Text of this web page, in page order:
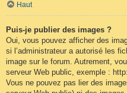
Haut
Puis-je publier des images ?
Oui, vous pouvez afficher des
si l’administrateur a autorisé les
image sur le forum. Autrement,
serveur Web public, exemple :
Vous ne pouvez pas lier des